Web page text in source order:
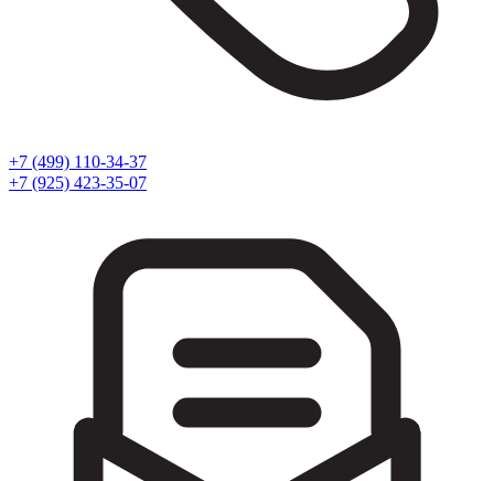
+7 (499) 110-34-37
+7 (925) 423-35-07